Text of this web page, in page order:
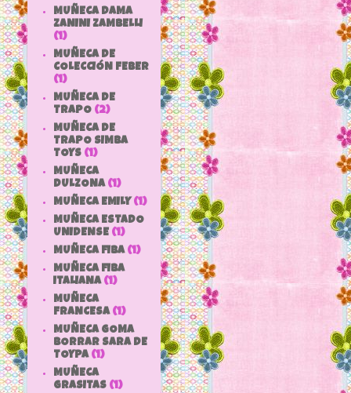
MUÑECA DAMA
ZANINI ZAMBELLI
(1)
MUÑECA DE
COLECCIÓN FEBER
(1)
MUÑECA DE
TRAPO (2)
MUÑECA DE
TRAPO SIMBA
TOYS (1)
MUÑECA
DULZONA (1)
MUÑECA EMILY (1)
MUÑECA ESTADO
UNIDENSE (1)
MUÑECA FIBA (1)
MUÑECA FIBA
ITALIANA (1)
MUÑECA
FRANCESA (1)
MUÑECA GOMA
BORRAR SARA DE
TOYPA (1)
MUÑECA
GRASITAS (1)